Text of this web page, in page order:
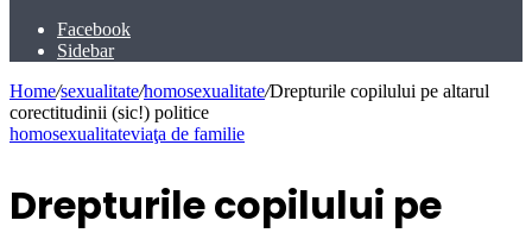
Facebook
Sidebar
Home/sexualitate/homosexualitate/Drepturile copilului pe altarul
corectitudinii (sic!) politice
homosexualitateviaţa de familie
Drepturile copilului pe